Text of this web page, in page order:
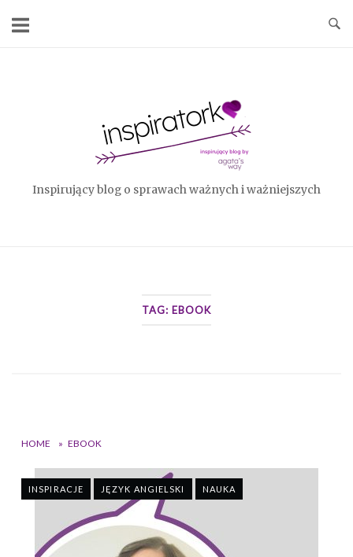
Inspirujący blog o sprawach ważnych i ważniejszych
TAG: EBOOK
HOME » EBOOK
INSPIRACJE JĘZYK ANGIELSKI NAUKA